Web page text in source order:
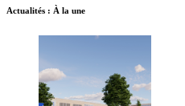
Actualités : À la une